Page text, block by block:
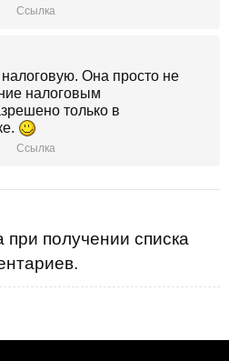
Ссылка
Она просто не
налоговым
только в
Ссылка
получении списка